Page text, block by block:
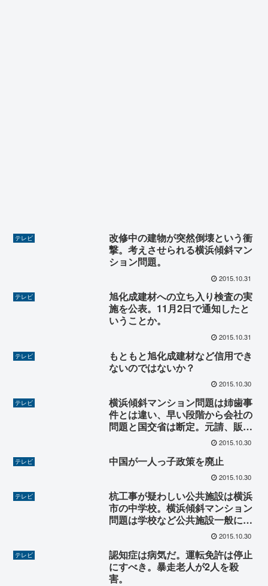
テレビ
改修中の建物が突然倒壊という衝
撃。考えさせられる横浜傾斜マン
ション問題。
2015.10.31
テレビ
旭化成建材への立ち入り検査の実
施を公表。11月2日で通知したと
いうことか。
2015.10.31
テレビ
もともと旭化成建材など信用でき
ないのではないか？
2015.10.30
テレビ
横浜傾斜マンション問題は姉歯事
件とは違い、早い段階から会社の
問題と国交省は断定。元請、販売
も含めて会社の問題なら営業停止
や営業許可自体の検討が必要だろ
う。
2015.10.30
テレビ 中国が一人っ子政策を廃止
2015.10.30
テレビ
杭工事が疑わしい公共施設は横浜
市の中学校。横浜傾斜マンション
問題は学校など公共施設一般に波
2015.10.30
テレビ
認知症は病気だ。運転免許は停止
にすべき。暴走老人が2人を殺
害。